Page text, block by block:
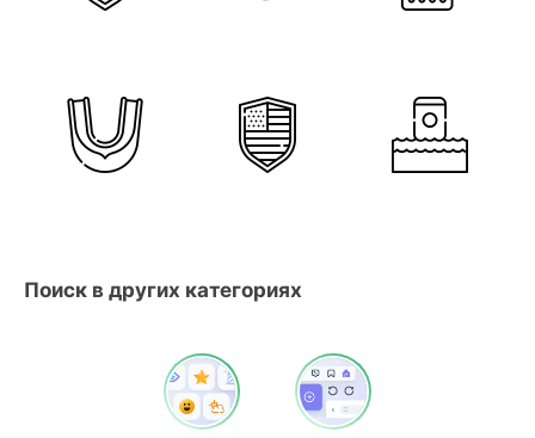
Поиск в других категориях